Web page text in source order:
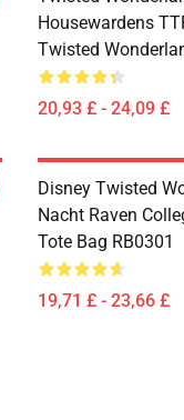
Housewardens
Twisted
20,93 £ - 24,09 £
Disney Twisted
Nacht Raven
Tote Bag RB0301
19,71 £ - 23,66 £